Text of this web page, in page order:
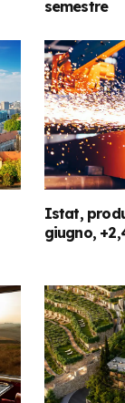
semestre
Istat,
giugno,